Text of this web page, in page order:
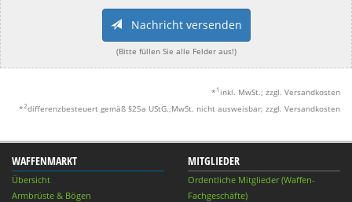
Nachricht versenden
(Bitte füllen Sie alle Felder aus!)
* 1 inkl. MwSt.; zzgl. Versandkosten
*2differenzbesteuert gemäß §25a UStG.;MwSt. nicht ausweisbar; zzgl. Versandkosten
WAFFENMARKT
Übersicht
Armbrüste & Bögen
MITGLIEDER
Ordentliche Mitglieder (Waffen-
Fachgeschäfte)